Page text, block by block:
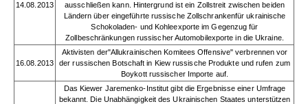
14.08.2013
ausschließen kann. Hintergrund ist ein Zollstreit zwischen beiden
Ländern über eingeführte russische Zollschrankenfür ukrainische
Schokoladen- und Kohleexporte im Gegenzug für
Zollbeschränkungen russischer Automobilexporte in die Ukraine.
16.08.2013
Aktivisten der"Allukrainischen Komitees Offensive" verbrennen vor
der russischen Botschaft in Kiew russische Produkte und rufen zum
Boykott russischer Importe auf.
Das Kiewer Jaremenko-Institut gibt die Ergebnisse einer Umfrage
bekannt. Die Unabhängigkeit des Ukrainischen Staates unterstützen